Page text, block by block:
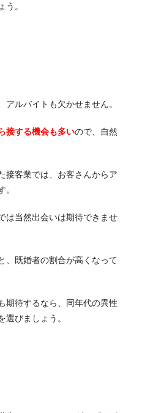
う。
ルバイトも欠かせません。
接する機会も多いので、自然
接客業では、お客さんからア
。
は当然出会いは期待できませ
、既婚者の割合が高くなって
期待するなら、同年代の異性
選びましょう。